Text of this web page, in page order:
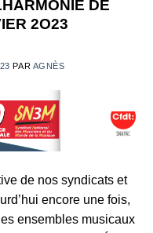
DE
2O23
PAR AGNÈS
de nos syndicats et
encore une fois,
ensembles musicaux